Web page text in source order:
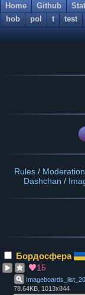
Home Github Stat
hob
pol t test
Rules/ Moderation
Dashchan /
Бордосфера
15
78.64KB, 1013x844